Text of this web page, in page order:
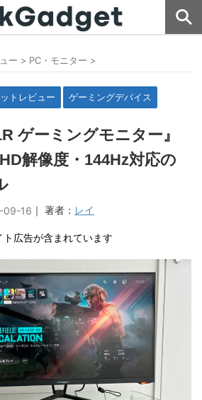
ー > PC・モニター >
トレビュー ゲーミングデバイス
ゲーミングモニター』
解像度・144Hz対応の
09-16 ｜ 著者： レイ
広告が含まれています